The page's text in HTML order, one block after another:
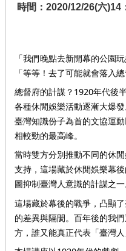
時間：2020/12/26(六)14
「我們晚點去新開幕的公園玩
「等等！去了可能就會落入
總督府的計謀？1920年代後
各種休閒娛樂活動逐漸大爆
臺灣知識份子為首的文協運
相較勁的最高峰。
當時雙方分別推動不同的休
支持，這場藏於休閒娛樂幕
圖抑制臺灣人意識的計謀之一
這場藏於幕後的戰爭，凸顯
的差異與隔閡。百年後的我
方，誰又能真正代表「臺灣人